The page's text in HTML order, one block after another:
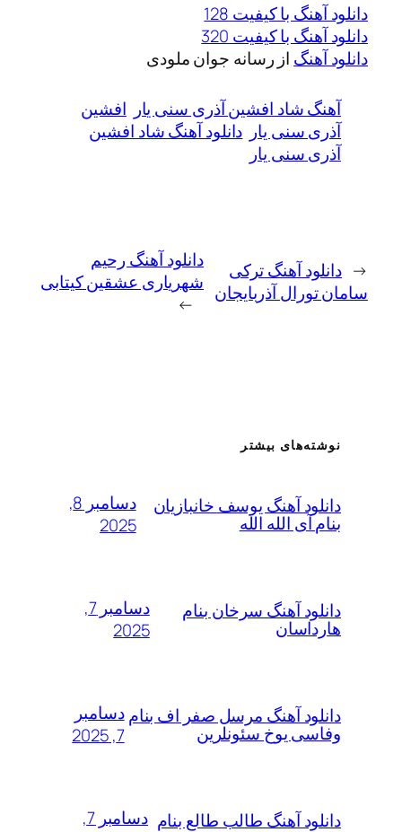
دانلود آهنگ با کیفیت 128
دانلود آهنگ با کیفیت 320
دانلود آهنگ از رسانه جوان ملودی
آهنگ شاد افشین آذری سنی یار افشین
آذری سنی یار دانلود آهنگ شاد افشین
آذری سنی یار
← دانلود آهنگ ترکی
سامان تورال آذربایجان
دانلود آهنگ رحیم
شهریاری عشقین کیتابی
→
نوشته‌های بیشتر
دانلود آهنگ یوسف خانبازیان
بنام آی الله الله
دسامبر 8,
2025
دانلود آهنگ سرخان بنام
هارداسان
دسامبر 7,
2025
دانلود آهنگ مرسل صفر اف بنام
وفاسی یوخ سئونلرین
دسامبر
7, 2025
دانلود آهنگ طالب طالع بنام
دسامبر 7,